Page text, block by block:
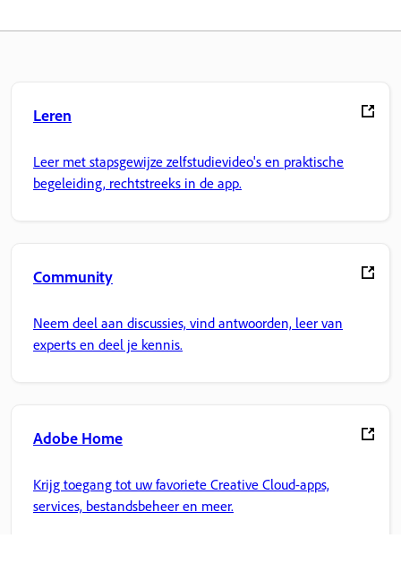
Leren
Leer met stapsgewijze zelfstudievideo's en praktische
begeleiding, rechtstreeks in de app.
Community
Neem deel aan discussies, vind antwoorden, leer van
experts en deel je kennis.
Adobe Home
Krijg toegang tot uw favoriete Creative Cloud-apps,
services, bestandsbeheer en meer.